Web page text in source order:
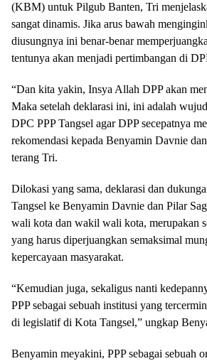
(KBM) untuk Pilgub Banten, Tri
sangat dinamis. Jika arus bawah
diusungnya ini benar-benar
tentunya akan menjadi pertimbangan di
“Dan kita yakin, Insya Allah DPP akan
Maka setelah deklarasi ini, ini adalah
DPC PPP Tangsel agar DPP secepatnya
rekomendasi kepada Benyamin Davnie
terang Tri.
Dilokasi yang sama, deklarasi dan
Tangsel ke Benyamin Davnie dan Pilar
wali kota dan wakil wali kota, merupakan
yang harus diperjuangkan semaksimal
kepercayaan masyarakat.
“Kemudian juga, sekaligus nanti
PPP sebagai sebuah institusi yang
di legislatif di Kota Tangsel,” ungkap
Benyamin meyakini, PPP sebagai sebuah